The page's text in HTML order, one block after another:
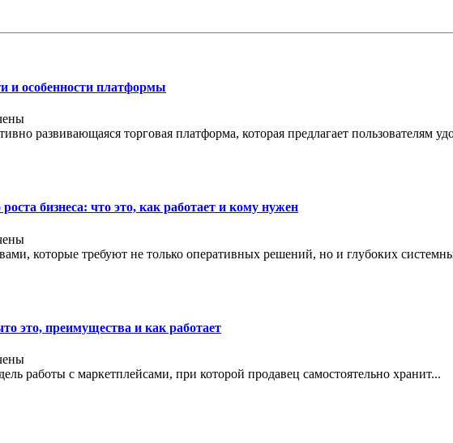
и особенности платформы
развивающаяся торговая платформа, которая предлагает пользователям
бизнеса: что это, как работает и кому нужен
которые требуют не только оперативных решений, но и глубоких
это, преимущества и как работает
работы с маркетплейсами, при которой продавец самостоятельно хранит...